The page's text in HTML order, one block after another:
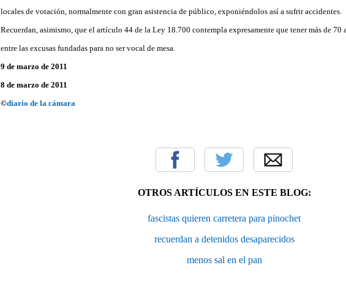
locales de votación, normalmente con gran asistencia de público, exponiéndolos así a sufrir accidentes.
Recuerdan, asimismo, que el artículo 44 de la Ley 18.700 contempla expresamente que tener más de 70
entre las excusas fundadas para no ser vocal de mesa.
9 de marzo de 2011
8 de marzo de 2011
©diario de la cámara
OTROS ARTÍCULOS EN ESTE BLOG:
fascistas quieren carretera para pinochet
recuerdan a detenidos desaparecidos
menos sal en el pan